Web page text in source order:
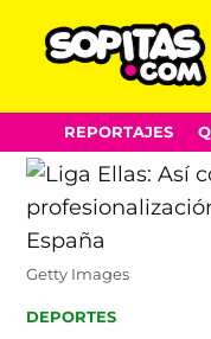
Skip
to
content
REPORTAJES
Getty Images
POSTED
DEPORTES